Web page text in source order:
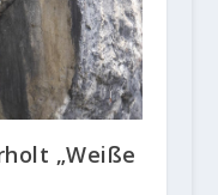
„Weiße